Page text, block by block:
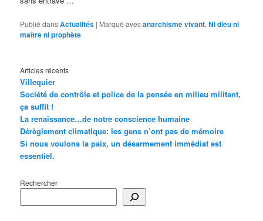
Publié dansActualités | Marqué avecanarchisme vivant,Ni dieu ni
maître ni prophète
Articles récents
Villequier
Société de contrôle et police de la pensée en milieu militant,
ça suffit !
La renaissance…de notre conscience humaine
Dérèglement climatique: les gens n’ont pas de mémoire
Si nous voulons la paix, un désarmement immédiat est
essentiel.
Rechercher